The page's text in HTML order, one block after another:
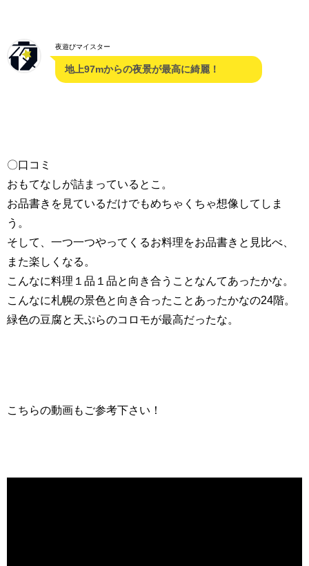
夜遊びマイスター
地上97mからの夜景が最高に綺麗！
〇口コミ
おもてなしが詰まっているとこ。
お品書きを見ているだけでもめちゃくちゃ想像してしま
う。
そして、一つ一つやってくるお料理をお品書きと見比べ、
また楽しくなる。
こんなに料理１品１品と向き合うことなんてあったかな。
こんなに札幌の景色と向き合ったことあったかなの24階。
緑色の豆腐と天ぷらのコロモが最高だったな。
こちらの動画もご参考下さい！